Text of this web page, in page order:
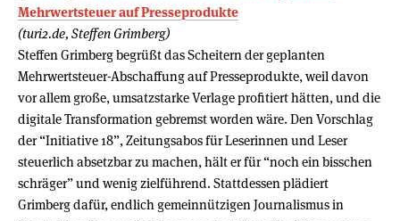
Mehrwertsteuer auf Presseprodukte
(turi2.de, Steffen Grimberg)
Steffen Grimberg begrüßt das Scheitern der geplanten
Mehrwertsteuer-Abschaffung auf Presseprodukte, weil davon
vor allem große, umsatzstarke Verlage profitiert hätten, und die
digitale Transformation gebremst worden wäre. Den Vorschlag
der “Initiative 18”, Zeitungsabos für Leserinnen und Leser
steuerlich absetzbar zu machen, hält er für “noch ein bisschen
schräger” und wenig zielführend. Stattdessen plädiert
Grimberg dafür, endlich gemeinnützigen Journalismus in